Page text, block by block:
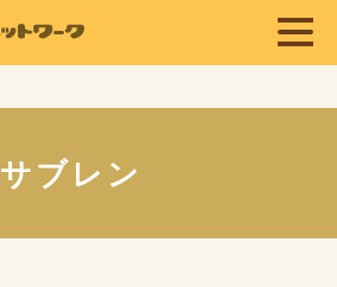
サブレン